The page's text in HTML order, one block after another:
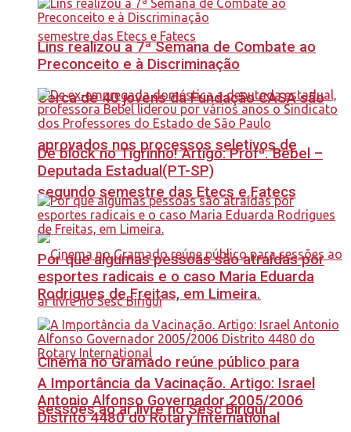
Cerca de 40 jovens da Fundação CASA são
aprovados nos processos seletivos de
segundo semestre das Etecs e Fatecs
Cinema no Gramado reúne público para
sessões ao ar livre no Sesc Birigui
Lins realizou a 7ª Semana de Combate ao
Preconceito e à Discriminação
Dê block no Tigrinho! Artigo: Profª. Bebel –
Deputada Estadual(PT-SP)
Por que algumas pessoas são atraídas por
esportes radicais e o caso Maria Eduarda
Rodrigues de Freitas, em Limeira.
A Importância da Vacinação. Artigo: Israel
Antonio Alfonso Governador 2005/2006
Distrito 4480 do Rotary International